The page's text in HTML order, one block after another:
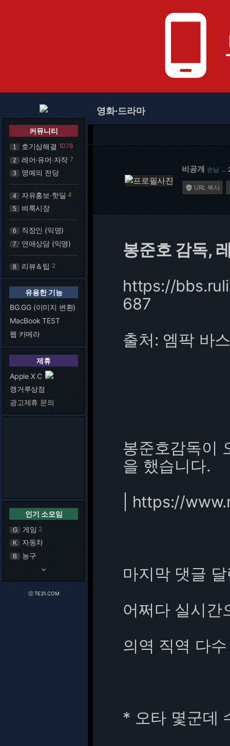
phone_android
커뮤니티
1 호기심해결 1076
2 레어·유머·자작 7
3 명예의 전당
4 자유홍보·핫딜 4
5 벼룩시장
6 직장인 (익명)
7 연애상담 (익명)
8 리뷰＆팁 2
유용한 기능
BG.GG (이미지 변환)
MacBook TEST
웹 카메라
제휴
Apple X C
캥거루상점
광고제휴 문의
인기 소모임
G 게임 2
K 자동차
B 농구
keyboard_arrow_down
ⓒ TE31.COM
영화·드라마
비공개 손님 …
 URL 복사
봉준호 감독,
https://
687
출처: 엠팍 바
봉준호감독이
을 했습니다.
https://
마지막 댓글
어쩌다 실시간
의역 직역 다
* 오타 몇군데